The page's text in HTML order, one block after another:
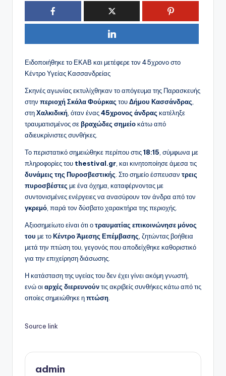
Ειδοποιήθηκε το ΕΚΑΒ και μετέφερε τον 45χρονο στο
Κέντρο Υγείας Κασσανδρείας
Σκηνές αγωνίας εκτυλίχθηκαν το απόγευμα της Παρασκευής
στην περιοχή Σκάλα Φούρκας τουΔήμου Κασσάνδρας
στηΧαλκιδική , όταν ένας45χρονος άνδρας κατέληξε
τραυματισμένος σεβραχώδες σημείοκάτω από
αδιευκρίνιστες συνθήκες.
Το περιστατικό σημειώθηκε περίπου στις18:15 , σύμφωνα με
πληροφορίες του thestival.gr , και κινητοποίησε άμεσα τις
δυνάμεις της Πυροσβεστικής . Στο σημείο έσπευσαν τρεις
πυροσβέστες με ένα όχημα, καταφέρνοντας με
συντονισμένες ενέργειες να ανασύρουν τον άνδρα από τον
γκρεμό , παρά τον δύσβατο χαρακτήρα της περιοχής.
Αξιοσημείωτο είναι ότι οτραυματίας επικοινώνησε μόνος
του με τοΚέντρο Άμεσης Επέμβασης , ζητώντας βοήθεια
μετά την πτώση του, γεγονός που αποδείχθηκε καθοριστικό
για την επιχείρηση διάσωσης.
Η κατάσταση της υγείας του δεν έχει γίνει ακόμη γνωστή,
ενώ οι αρχές διερευνούντις ακριβείς συνθήκες κάτω από τις
οποίες σημειώθηκε ηπτώση
Source link
admin